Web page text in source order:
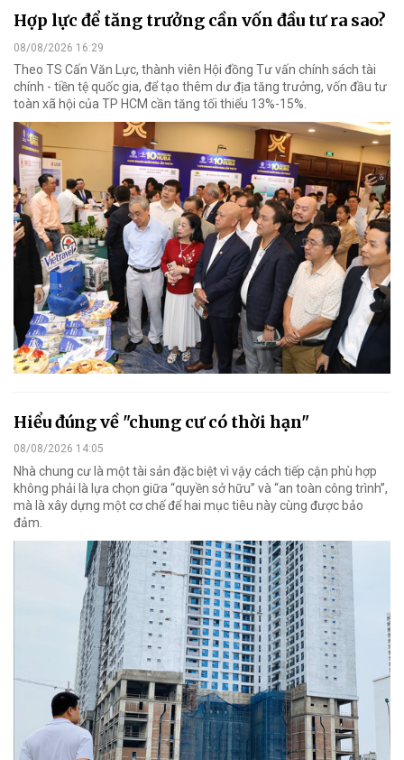
Hợp lực để tăng trưởng cần vốn đầu tư ra sao?
08/08/2026 16:29
Theo TS Cấn Văn Lực, thành viên Hội đồng Tư vấn chính sách tài
chính - tiền tệ quốc gia, để tạo thêm dư địa tăng trưởng, vốn đầu tư
toàn xã hội của TP HCM cần tăng tối thiểu 13%-15%.
Hiểu đúng về "chung cư có thời hạn"
08/08/2026 14:05
Nhà chung cư là một tài sản đặc biệt vì vậy cách tiếp cận phù hợp
không phải là lựa chọn giữa “quyền sở hữu” và “an toàn công trình”,
mà là xây dựng một cơ chế để hai mục tiêu này cùng được bảo
đảm.